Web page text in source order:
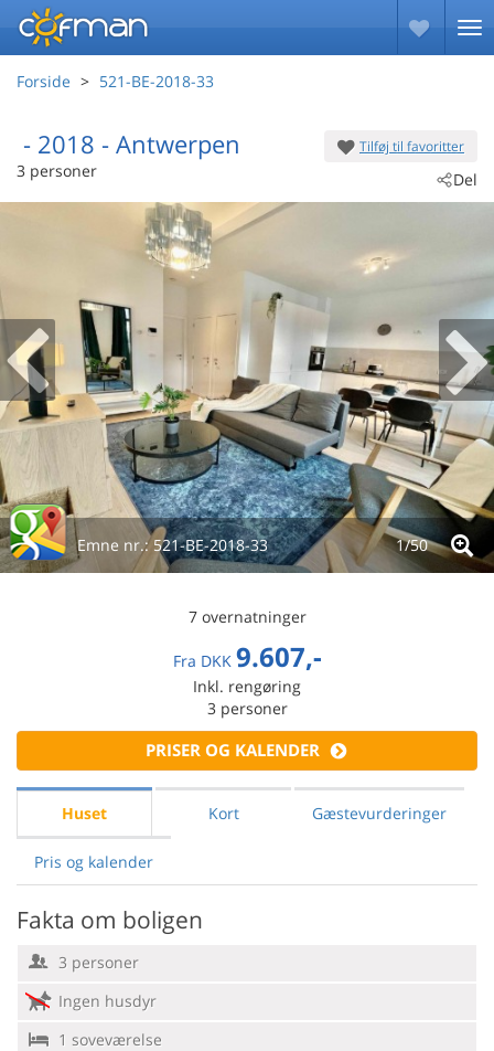
Forside 521-BE-2018-33
Tilføj til favoritter
Del
- 2018 - Antwerpen
3 personer
Emne nr.:521-BE-2018-33 1/50
7 overnatninger
Fra DKK 9.607,-
Inkl. rengøring
3 personer
PRISER OG KALENDER
Huset Kort Gæstevurderinger
Pris og kalender
Fakta om boligen
3 personer
Ingen husdyr
1 soveværelse